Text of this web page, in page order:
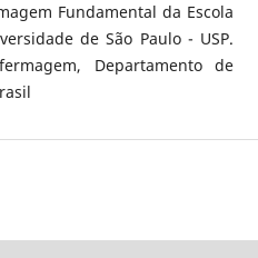
Fundamental da Escola
de São Paulo - USP.
Departamento de